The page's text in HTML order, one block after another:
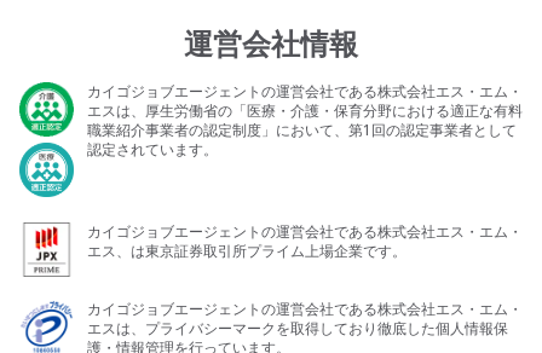
運営会社情報
カイゴジョブエージェントの運営会社である株式会社エス・エム・
エスは、厚生労働省の「医療・介護・保育分野における適正な有料
職業紹介事業者の認定制度」において、第1回の認定事業者として
認定されています。
カイゴジョブエージェントの運営会社である株式会社エス・エム・
エス、は東京証券取引所プライム上場企業です。
カイゴジョブエージェントの運営会社である株式会社エス・エム・
エスは、プライバシーマークを取得しており徹底した個人情報保
護・情報管理を行っています。